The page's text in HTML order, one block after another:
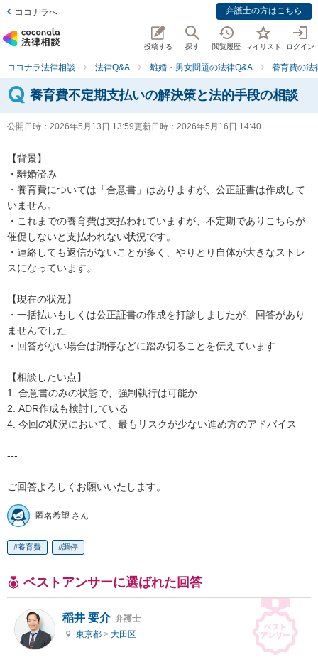
ココナラへ 弁護士の方はこちら
投稿する 探す 閲覧履歴 マイリスト ログイン
ココナラ法律相談 法律Q&A 離婚・男女問題の法律Q&A 養育費の法
養育費不定期支払いの解決策と法的手段の相談
公開日時： 2026年5月13日 13:59更新日時： 2026年5月16日 14:40
【背景】
・離婚済み
・養育費については「合意書」はありますが、公正証書は作成して
いません。
・これまでの養育費は支払われていますが、不定期でありこちらが
催促しないと支払われない状況です。
・連絡しても返信がないことが多く、やりとり自体が大きなストレ
スになっています。
【現在の状況】
・一括払いもしくは公正証書の作成を打診しましたが、回答があり
ませんでした
・回答がない場合は調停などに踏み切ることを伝えています
【相談したい点】
1. 合意書のみの状態で、強制執行は可能か
2. ADR作成も検討している
4. 今回の状況において、最もリスクが少ない進め方のアドバイス
---
ご回答よろしくお願いいたします。
匿名希望 さん
養育費 調停
ベストアンサーに選ばれた回答
稲井 要介 弁護士
東京都 > 大田区